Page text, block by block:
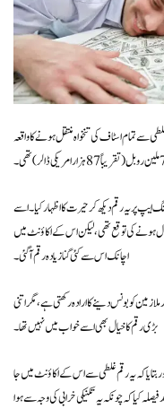
تمام اسٹاف کی تنخواہ منتقل ہونے کا واقعہ
ایپ پر یہ رقم دیکھ کر حیرت کا اظہار کیا۔ اسے
پر 46 ہزار روبل (تقریباً 581 ڈالر) موصول ہونے کی توقع تھی، لیکن اس کے اکاؤنٹ میں
اچانک اس سے کئی گنا زیادہ رقم آ گئی۔
کو بونس دینے کا ارادہ رکھتی ہے، مگر اتنی
بڑی رقم کا خیال بھی اسے خواب میں نہیں تھا۔
کہ یہ رقم غلطی سے اس کے اکاؤنٹ میں جا
کیا کہ چونکہ یہ تکنیکی خرابی کی وجہ سے ہوا